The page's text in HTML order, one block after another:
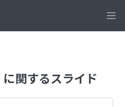
関するスライド